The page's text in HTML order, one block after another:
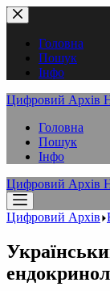
Перейти
до
вмістуГоловна
Пошук
Інфо
Цифровий
Головна
Пошук
Інфо
Цифровий
Цифровий Архів